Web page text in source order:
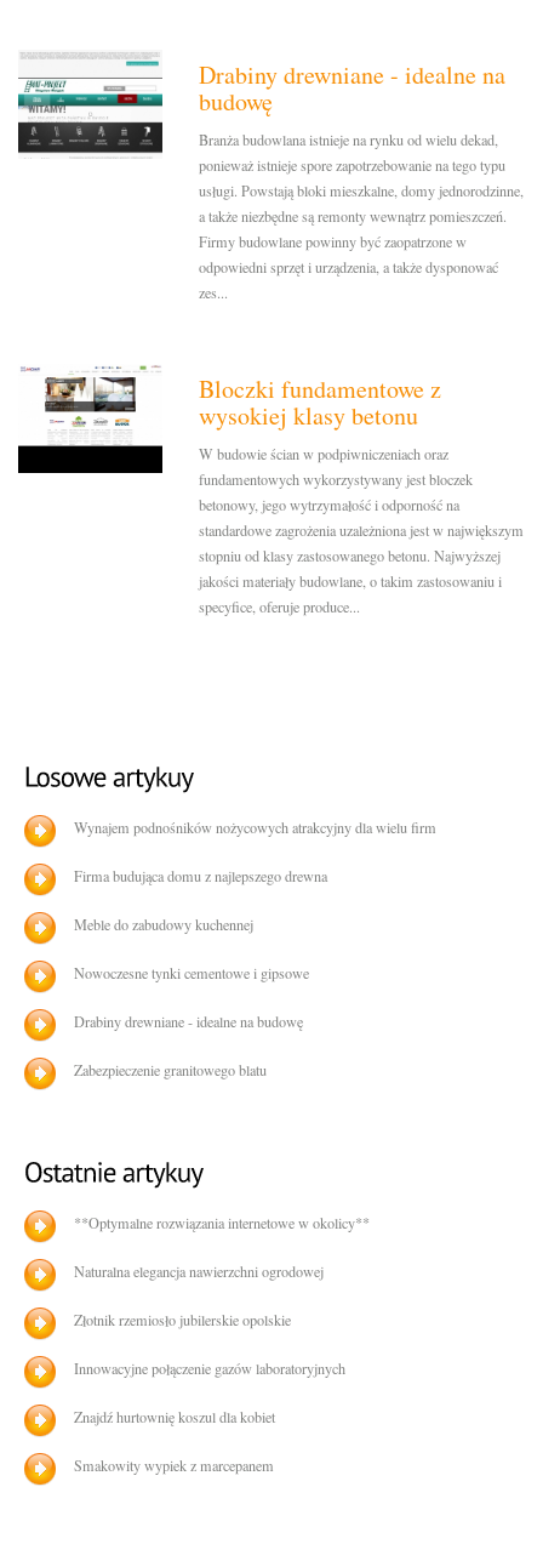
Drabiny drewniane - idealne na
budowę
Branża budowlana istnieje na rynku od wielu dekad,
ponieważ istnieje spore zapotrzebowanie na tego typu
usługi. Powstają bloki mieszkalne, domy jednorodzinne,
a także niezbędne są remonty wewnątrz pomieszczeń.
Firmy budowlane powinny być zaopatrzone w
odpowiedni sprzęt i urządzenia, a także dysponować
zes...
Bloczki fundamentowe z
wysokiej klasy betonu
W budowie ścian w podpiwniczeniach oraz
fundamentowych wykorzystywany jest bloczek
betonowy, jego wytrzymałość i odporność na
standardowe zagrożenia uzależniona jest w największym
stopniu od klasy zastosowanego betonu. Najwyższej
jakości materiały budowlane, o takim zastosowaniu i
specyfice, oferuje produce...
Wynajem podnośników nożycowych atrakcyjny dla wielu firm
Firma budująca domu z najlepszego drewna
Meble do zabudowy kuchennej
Nowoczesne tynki cementowe i gipsowe
Drabiny drewniane - idealne na budowę
Zabezpieczenie granitowego blatu
**Optymalne rozwiązania internetowe w okolicy**
Naturalna elegancja nawierzchni ogrodowej
Złotnik rzemiosło jubilerskie opolskie
Innowacyjne połączenie gazów laboratoryjnych
Znajdź hurtownię koszul dla kobiet
Smakowity wypiek z marcepanem